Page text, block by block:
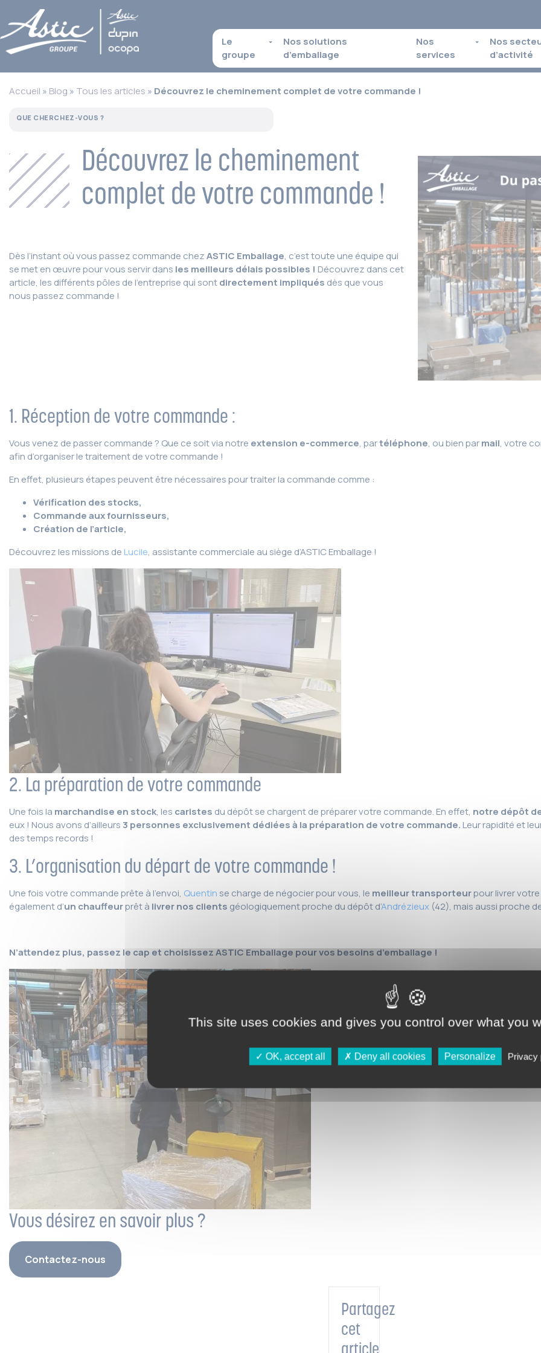
Le
groupe
Nos solutions
d’emballage
Nos
services
Nos
d’activité
Accueil » Blog » Tous les articles » Découvrez le cheminement complet de votre commande !
Découvrez le cheminement
complet de votre commande !
Dès l’instant où vous passez commande chezASTIC Emballage, c’est toute une équipe qui
se met en œuvre pour vous servir dans les meilleurs délais possibles ! Découvrez dans cet
article, les différents pôles de l’entreprise qui sontdirectement impliqués dès que vous
nous passez commande !
1. Réception de votre commande :
Vous venez de passer commande ? Que ce soit via notre extension e-commerce, partéléphone, ou bien parmail, votre
afin d’organiser le traitement de votre commande !
En effet, plusieurs étapes peuvent être nécessaires pour traiter la commande comme :
Vérification des stocks,
Commande aux fournisseurs,
Création de l’article,
Découvrez les missions de Lucile, assistante commerciale au siège d’ASTIC Emballage !
2. La préparation de votre commande
Une fois la marchandise en stock, les caristes du dépôt se chargent de préparer votre commande. En effet, notre dépôt
eux ! Nous avons d’ailleurs 3 personnes exclusivement dédiées à la préparation de votre commande. Leur rapidité et
des temps records !
3. L’organisation du départ de votre commande !
Une fois votre commande prête à l’envoi, Quentin se charge de négocier pour vous, le meilleur transporteurpour livrer
également d’un chauffeurprêt à livrer nos clients géologiquement proche du dépôt d’Andrézieux (42), mais aussi proche
N’attendez plus, passez le cap et choisissez ASTIC Emballage pour vos besoins d’emballage !
Vous désirez en savoir plus ?
Contactez-nous
Partagez
cet
article
This site uses cookies and gives you control over what you
OK, accept all Deny all cookies Personalize Privacy